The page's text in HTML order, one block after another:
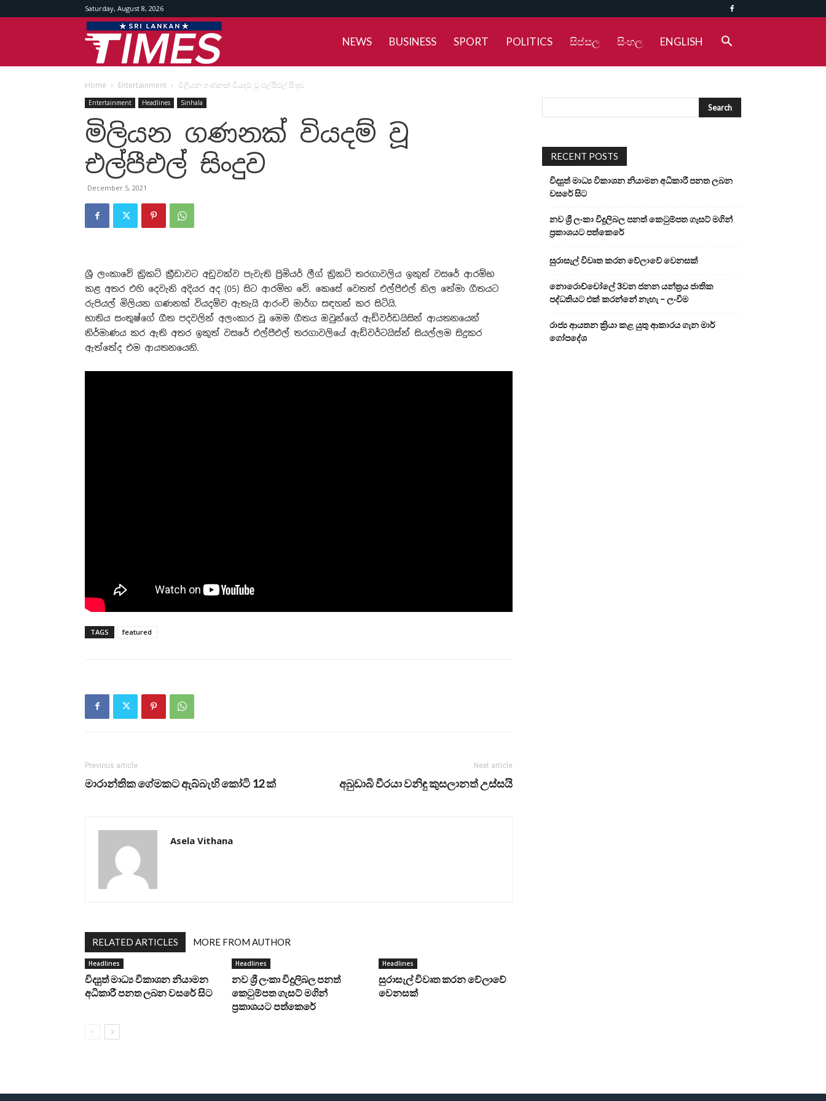
Saturday, August 8, 2026
Srilankan
Times
NEWS BUSINESS SPORT POLITICS සිප්සල සිංහල ENGLISH
Home Entertainment මිලියන ගණනක් වියදම් වූ එල්පීඑල් සිංදුව
Entertainment Headlines Sinhala
මිලියන ගණනක් වියදම් වූ
එල්පීඑල් සිංදුව
December 5, 2021
ශ්‍රී ලංකාවේ ක්‍රිකට් ක්‍රීඩාවට අඩුවක්ව පැවැති ප්‍රිමියර් ලීග් ක්‍රිකට් තරගාවලිය ඉකුත් වසරේ ආරම්භ
කළ අතර එහි දෙවැනි අදියර අද (05) සිට ආරම්භ වේ. කෙසේ වෙතත් එල්පීඑල් නිල තේමා ගීතයට
රුපියල් මිලියන ගණනක් වියදම්ව ඇතැයි ආරංචි මාර්ග සඳහන් කර සිටියි.
භාතිය සංතුෂ්ගේ ගීත පදවලින් අලංකාර වූ මෙම ගීතය ඔවුන්ගේ ඇඩ්වර්ඩයිසින් ආයතනයෙන්
නිර්මාණය කර ඇති අතර ඉකුත් වසරේ එල්පීඑල් තරගාවලියේ ඇඩ්වර්ටයිස්න් සියල්ලම සිදුකර
ඇත්තේද එම ආයතනයෙනි.
TAGS featured
Previous article
මාරාන්තික ගේමකට ඇබ්බැහි කෝටි 12 ක්
Next article
අබුඩාබි වීරයා වනිඳු කුසලානත් උස්සයි
Asela Vithana
RELATED ARTICLES MORE FROM AUTHOR
Headlines
විද්‍යුත් මාධ්‍ය විකාශන නියාමන
අධිකාරී පනත ලබන වසරේ සිට
Headlines
නව ශ්‍රී ලංකා විදුලිබල පනත්
කෙටුම්පත ගැසට් මගින්
ප්‍රකාශයට පත්කෙරේ
Headlines
සුරාසැල් විවෘත කරන වේලාවේ
වෙනසක්
RECENT POSTS
විද්‍යුත් මාධ්‍ය විකාශන නියාමන අධිකාරී පනත ලබන
වසරේ සිට
නව ශ්‍රී ලංකා විදුලිබල පනත් කෙටුම්පත ගැසට් මගින්
ප්‍රකාශයට පත්කෙරේ
සුරාසැල් විවෘත කරන වේලාවේ වෙනසක්
නොරොච්චෝලේ 3වන ජනන යන්ත්‍රය ජාතික
පද්ධතියට එක් කරන්නේ නැහැ – ලංවිම
රාජ්‍ය ආයතන ක්‍රියා කළ යුතු ආකාරය ගැන මාර්
ගෝපදේශ